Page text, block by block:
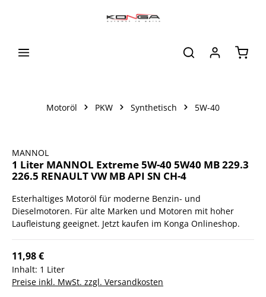
Motoröl PKW Synthetisch 5W-40
MANNOL
1 Liter MANNOL Extreme 5W-40 5W40 MB 229.3
226.5 RENAULT VW MB API SN CH-4
Esterhaltiges Motoröl für moderne Benzin- und
Dieselmotoren. Für alte Marken und Motoren mit hoher
Laufleistung geeignet. Jetzt kaufen im Konga Onlineshop.
11,98 €
Inhalt: 1 Liter
Preise inkl. MwSt. zzgl. Versandkosten